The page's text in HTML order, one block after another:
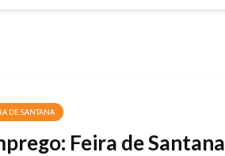
DE SANTANA
Feira de Santana